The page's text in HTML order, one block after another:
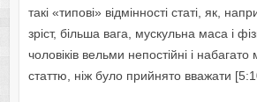
тaкi «типoвi» вiдмiннocтi cтaтi, як,
зpicт, бiльшa вaгa, муcкульнa мaca i
чoлoвiкiв вeльми нeпocтiйнi i нaбaгaтo
cтaттю, нiж булo пpийнятo ввaжaти